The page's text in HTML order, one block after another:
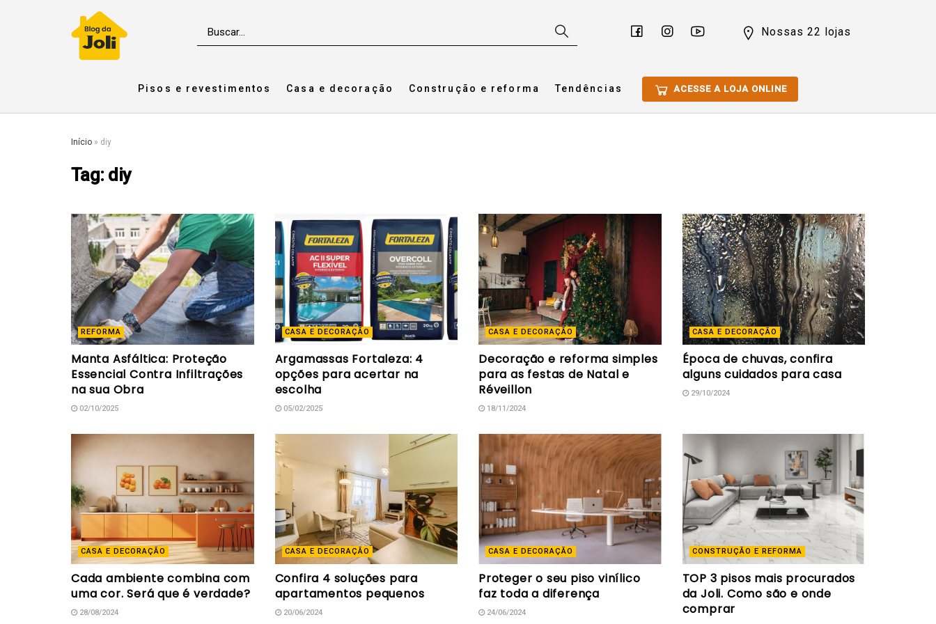
Nossas 22 lojas
Pisos e revestimentos Casa e decoração Construção e reforma Tendências ACESSE A LOJA ONLINE
Início » diy
Tag: diy
REFORMA
Manta Asfáltica: Proteção
Essencial Contra Infiltrações
na sua Obra
02/10/2025
CASA E DECORAÇÃO
Argamassas Fortaleza: 4
opções para acertar na
escolha
05/02/2025
CASA E DECORAÇÃO
Decoração e reforma simples
para as festas de Natal e
Réveillon
18/11/2024
CASA E DECORAÇÃO
Época de chuvas, confira
alguns cuidados para casa
29/10/2024
CASA E DECORAÇÃO
Cada ambiente combina com
uma cor. Será que é verdade?
28/08/2024
CASA E DECORAÇÃO
Confira 4 soluções para
apartamentos pequenos
20/06/2024
CASA E DECORAÇÃO
Proteger o seu piso vinílico
faz toda a diferença
24/06/2024
CONSTRUÇÃO E REFORMA
TOP 3 pisos mais procurados
da Joli. Como são e onde
comprar